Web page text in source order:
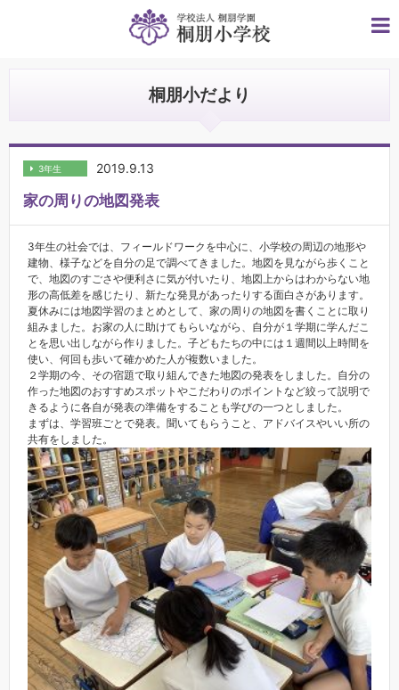
桐朋小だより
2019.9.13
3年生
家の周りの地図発表
3年生の社会では、フィールドワークを中心に、小学校の周辺の地形や
建物、様子などを自分の足で調べてきました。地図を見ながら歩くこと
で、地図のすごさや便利さに気が付いたり、地図上からはわからない地
形の高低差を感じたり、新たな発見があったりする面白さがあります。
夏休みには地図学習のまとめとして、家の周りの地図を書くことに取り
組みました。お家の人に助けてもらいながら、自分が１学期に学んだこ
とを思い出しながら作りました。子どもたちの中には１週間以上時間を
使い、何回も歩いて確かめた人が複数いました。
２学期の今、その宿題で取り組んできた地図の発表をしました。自分の
作った地図のおすすめスポットやこだわりのポイントなど絞って説明で
きるように各自が発表の準備をすることも学びの一つとしました。
まずは、学習班ごとで発表。聞いてもらうこと、アドバイスやいい所の
共有をしました。